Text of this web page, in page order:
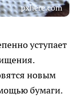
pxhere.com
уступает
новым
бумаги.